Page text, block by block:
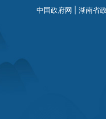
中国政府网 湖南省